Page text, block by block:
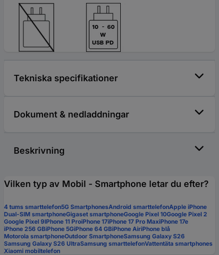
Tekniska specifikationer
Dokument & nedladdningar
Beskrivning
Vilken typ av Mobil - Smartphone letar du efter?
4 tums smarttelefon5G SmartphonesAndroid smarttelefonApple iPhone
Dual-SIM smartphoneGigaset smartphoneGoogle Pixel 10Google Pixel 2
Google Pixel 9IPhone 11 ProiPhone 17iPhone 17 Pro MaxiPhone 17e
iPhone 256 GBiPhone 5GiPhone 64 GBiPhone AiriPhone blå
Motorola smartphoneOutdoor SmartphoneSamsung Galaxy S26
Samsung Galaxy S26 UltraSamsung smarttelefonVattentäta smartphones
Xiaomi mobiltelefon